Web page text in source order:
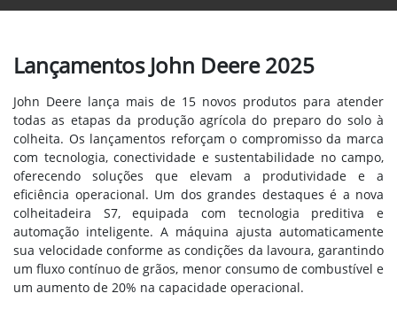
Lançamentos John Deere 2025
John Deere lança mais de 15 novos produtos para atender
todas as etapas da produção agrícola do preparo do solo à
colheita. Os lançamentos reforçam o compromisso da marca
com tecnologia, conectividade e sustentabilidade no campo,
oferecendo soluções que elevam a produtividade e a
eficiência operacional. Um dos grandes destaques é a nova
colheitadeira S7, equipada com tecnologia preditiva e
automação inteligente. A máquina ajusta automaticamente
sua velocidade conforme as condições da lavoura, garantindo
um fluxo contínuo de grãos, menor consumo de combustível e
um aumento de 20% na capacidade operacional.